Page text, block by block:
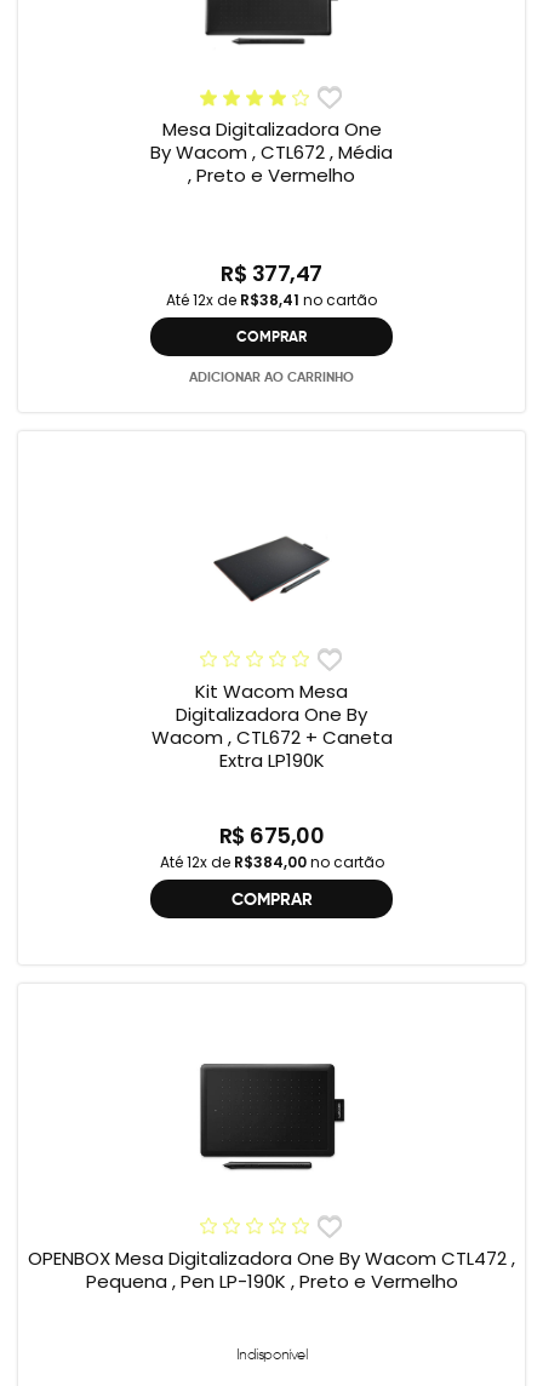
Mesa Digitalizadora One
By Wacom , CTL672 , Média
, Preto e Vermelho
R$ 377,47
Até 12x de R$38,41 no cartão
COMPRAR
ADICIONAR AO CARRINHO
Kit Wacom Mesa
Digitalizadora One By
Wacom , CTL672 + Caneta
Extra LP190K
R$ 675,00
Até 12x de R$384,00no cartão
COMPRAR
OPENBOX Mesa Digitalizadora One By Wacom CTL472 ,
Pequena , Pen LP-190K , Preto e Vermelho
Indisponível